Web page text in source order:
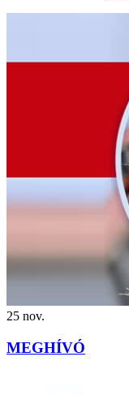
25 nov.
MEGHÍVÓ